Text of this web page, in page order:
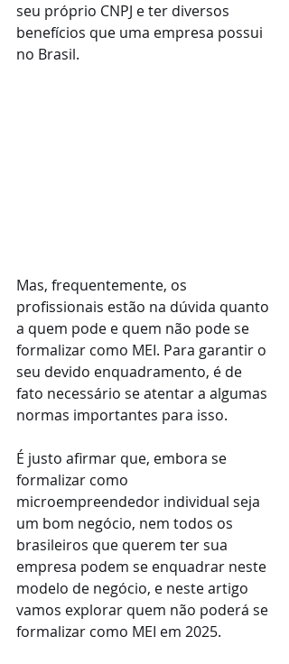
seu próprio CNPJ e ter diversos
benefícios que uma empresa possui
no Brasil.
Mas, frequentemente, os
profissionais estão na dúvida quanto
a quem pode e quem não pode se
formalizar como MEI. Para garantir o
seu devido enquadramento, é de
fato necessário se atentar a algumas
normas importantes para isso.
É justo afirmar que, embora se
formalizar como
microempreendedor individual seja
um bom negócio, nem todos os
brasileiros que querem ter sua
empresa podem se enquadrar neste
modelo de negócio, e neste artigo
vamos explorar quem não poderá se
formalizar como MEI em 2025.